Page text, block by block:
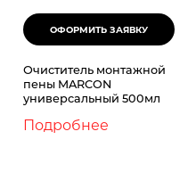
Очиститель монтажной
пены MARCON
универсальный 500мл
Подробнее